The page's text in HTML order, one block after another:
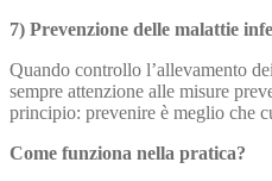
7) Prevenzione delle malattie
Quando controllo l’allevamento
sempre attenzione alle misure
principio: prevenire è meglio che
Come funziona nella pratica?